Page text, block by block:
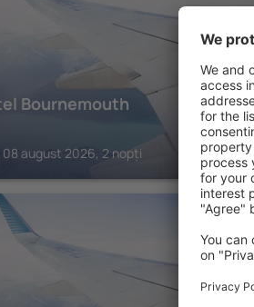
Bournemouth
august 2026, 2 nopți